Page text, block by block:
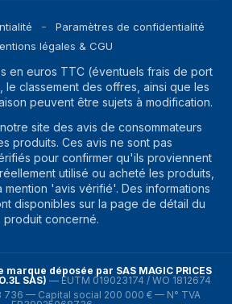
Paramètres de confidentialité
légales & CGU
en euros TTC (éventuels frais de port
le classement des offres, ainsi que les
peuvent être sujets à modification.
site des avis de consommateurs
produits. Ces avis ne sont pas
pour confirmer qu'ils proviennent
utilisé ou acheté les produits,
mention 'avis vérifié'. Des informations
disponibles sur la page de détail du
produit concerné.
déposée par SAS MAGIC PRICES
SAS) — EUTM 019023174 / WO 1812674
736 — Capital social 200 000 € — N° TVA